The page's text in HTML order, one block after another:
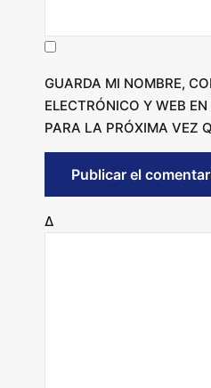
GUARDA MI NOMBRE,
ELECTRÓNICO Y WEB
PARA LA PRÓXIMA VEZ
Δ